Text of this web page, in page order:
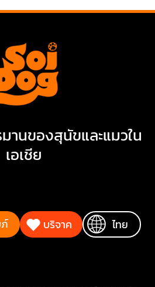
านของสุนัขและแมวใน
เอเชีย
บริจาค ไทย